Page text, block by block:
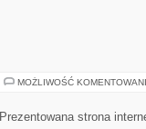
MOŻLIWOŚĆ
Prezentowana strona